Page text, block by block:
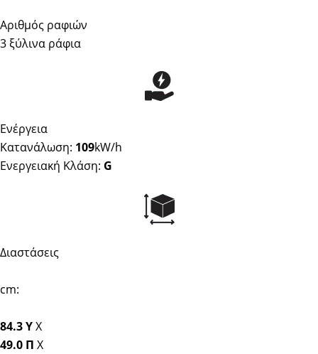
Αριθμός ραφιών
3 ξύλινα ράφια
Ενέργεια
Κατανάλωση: 109kW/h
Ενεργειακή Κλάση: G
Διαστάσεις
cm:
84.3 YΧ
49.0 Π Χ